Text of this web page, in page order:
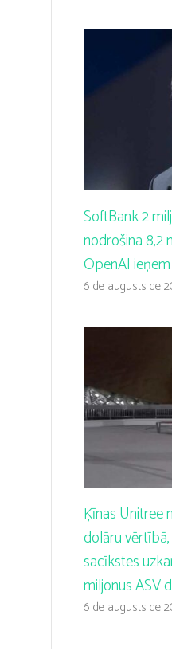
SoftBank 2
nodrošina 8,2
OpenAI
6 de augusts de
Ķīnas Unitree
dolāru
sacīkstes
miljonus ASV
6 de augusts de